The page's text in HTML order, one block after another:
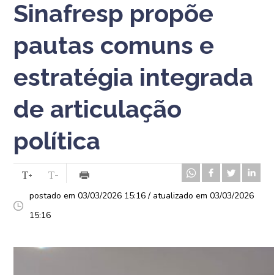
Sinafresp propõe
pautas comuns e
estratégia integrada
de articulação
política
postado em 03/03/2026 15:16 / atualizado em 03/03/2026
15:16